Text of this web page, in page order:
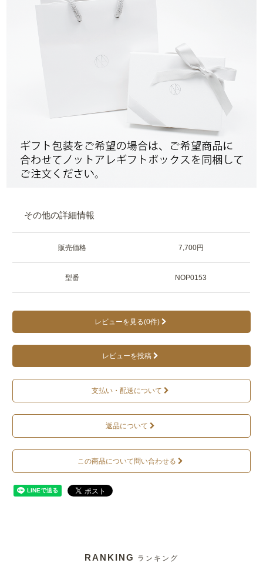
その他の詳細情報
販売価格 7,700円
型番 NOP0153
レビューを見る(0件)
レビューを投稿
支払い・配送について
返品について
この商品について問い合わせる
RANKING ランキング